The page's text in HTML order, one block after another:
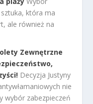
która ma
ale również na
Zewnętrzne
Decyzja Justyny
nie
wybór zabezpieczeń